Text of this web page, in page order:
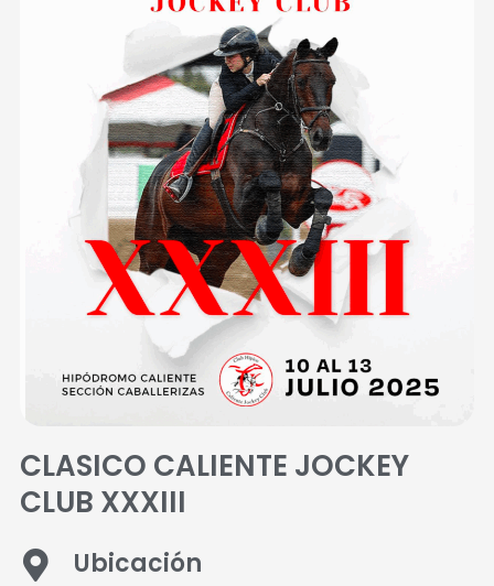
CLASICO CALIENTE JOCKEY
CLUB XXXIII
Ubicación